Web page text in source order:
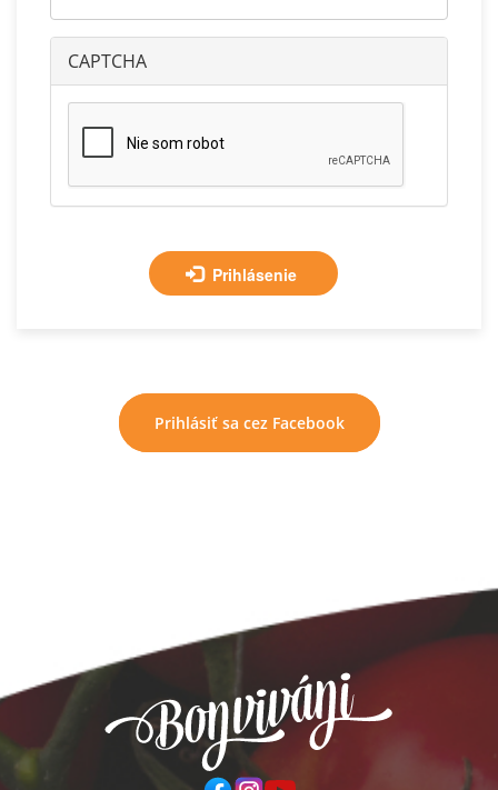
CAPTCHA
Prihlásenie
Prihlásiť sa cez Facebook